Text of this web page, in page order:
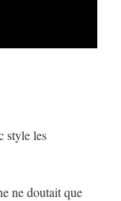
style les
ne doutait que